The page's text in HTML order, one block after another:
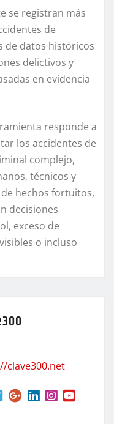
se registran más
de
de datos históricos
delictivos y
en evidencia
responde a
los accidentes de
complejo,
técnicos y
hechos fortuitos,
decisiones
exceso de
o incluso
clave300.net